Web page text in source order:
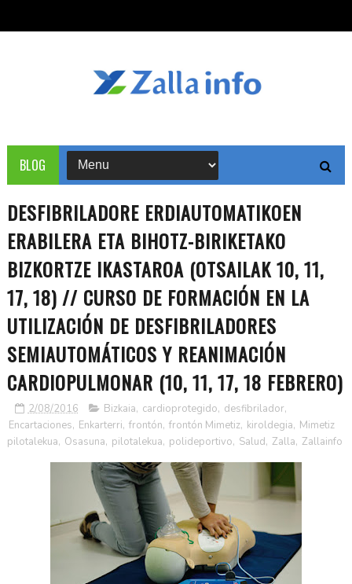
BLOG
DESFIBRILADORE ERDIAUTOMATIKOEN
ERABILERA ETA BIHOTZ-BIRIKETAKO
BIZKORTZE IKASTAROA (OTSAILAK 10, 11,
17, 18) // CURSO DE FORMACIÓN EN LA
UTILIZACIÓN DE DESFIBRILADORES
SEMIAUTOMÁTICOS Y REANIMACIÓN
CARDIOPULMONAR (10, 11, 17, 18 FEBRERO)
2/08/2016 Bizkaia, cardioprotegido, desfibrilador,
Encartaciones, Enkarterri, frontón, frontón Mimetiz, kiroldegia, Mimetiz
pilotalekua, Osasuna, pilotalekua, polideportivo, Salud, Zalla, Zallainfo